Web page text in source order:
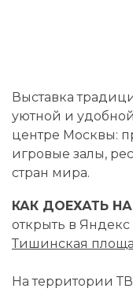
Выставка
уютной и
центре Москвы:
игровые залы,
стран мира.
КАК ДОЕХАТЬ
открыть в Яндекс
Тишинская
На территории